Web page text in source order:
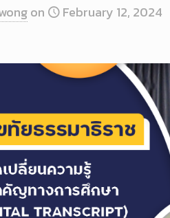
on February 12, 2024